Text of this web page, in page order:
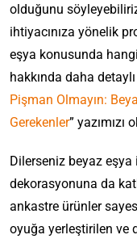
olduğunu
ihtiyacınıza yönelik
eşya konusunda
hakkında daha
Pişman Olmayın:
Gerekenler” yazımızı
Dilerseniz beyaz eşya
dekorasyonuna da
ankastre ürünler
oyuğa yerleştirilen ve